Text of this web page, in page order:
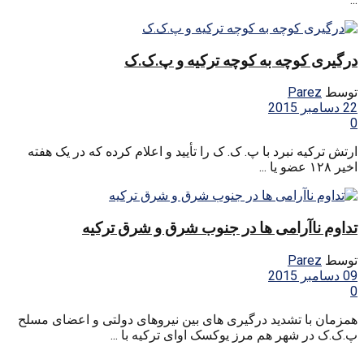
درگیری کوچه به کوچه ترکیه و پ.ک.ک
توسط Parez
22 دسامبر 2015
0
ارتش ترکیه نبرد با پ. ک. ک را تأیید و اعلام کرده که در یک هفته
اخیر ۱۲۸ عضو یا ...
تداوم ناآرامی ها در جنوب شرق و شرق ترکیه
توسط Parez
09 دسامبر 2015
0
همزمان با تشدید درگیری های بین نیروهای دولتی و اعضای مسلح
پ.ک.ک در شهر هم مرز یوکسک اوای ترکیه با ...